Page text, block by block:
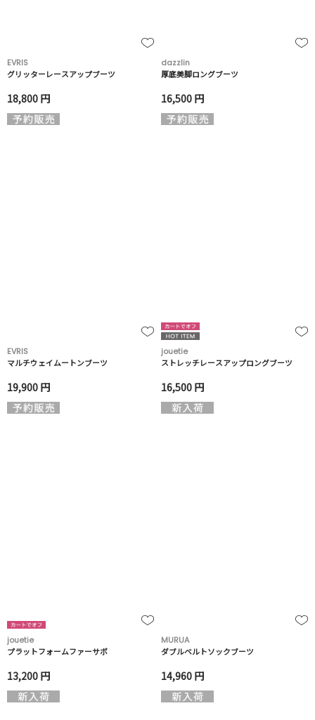
EVRIS
グリッターレースアップブーツ
18,800 円
dazzlin
厚底美脚ロングブーツ
16,500 円
EVRIS
マルチウェイムートンブーツ
19,900 円
jouetie
ストレッチレースアップロングブーツ
16,500 円
jouetie
プラットフォームファーサボ
13,200 円
MURUA
ダブルベルトソックブーツ
14,960 円